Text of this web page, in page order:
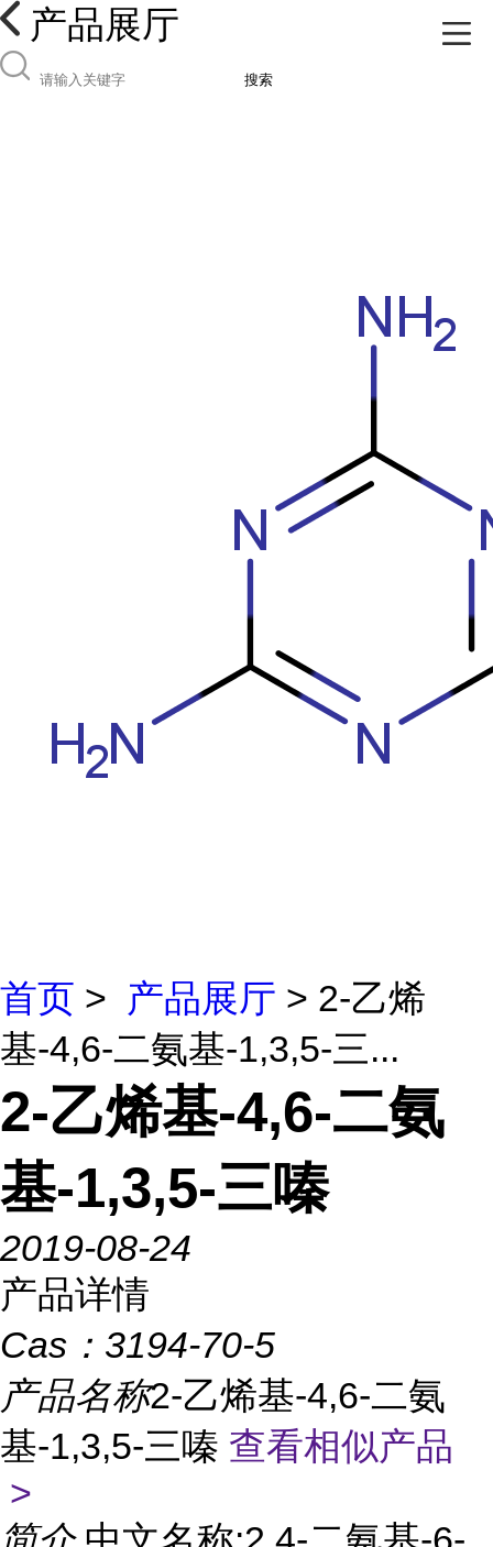
产品展厅
搜索
首页 > 产品展厅 > 2-乙烯
基-4,6-二氨基-1,3,5-三...
2-乙烯基-4,6-二氨
基-1,3,5-三嗪
2019-08-24
产品详情
Cas： 3194-70-5
产品名称2-乙烯基-4,6-二氨
基-1,3,5-三嗪 查看相似产品
>